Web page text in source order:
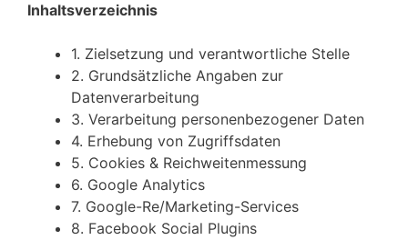
Inhaltsverzeichnis
1. Zielsetzung und verantwortliche Stelle
2. Grundsätzliche Angaben zur
Datenverarbeitung
3. Verarbeitung personenbezogener Daten
4. Erhebung von Zugriffsdaten
5. Cookies & Reichweitenmessung
6. Google Analytics
7. Google-Re/Marketing-Services
8. Facebook Social Plugins